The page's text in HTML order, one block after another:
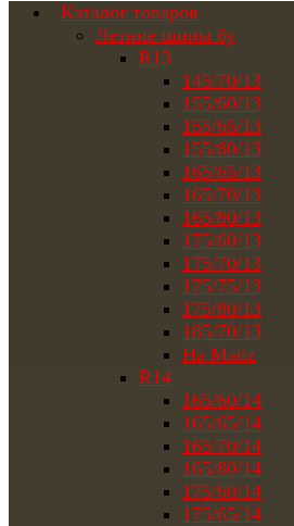
Каталог товаров
Летние шины бу
R13
145/70/13
155/60/13
155/65/13
155/80/13
165/65/13
165/70/13
165/80/13
175/60/13
175/70/13
175/75/13
175/80/13
185/70/13
На Matiz
R14
165/60/14
165/65/14
165/70/14
165/80/14
175/60/14
175/65/14